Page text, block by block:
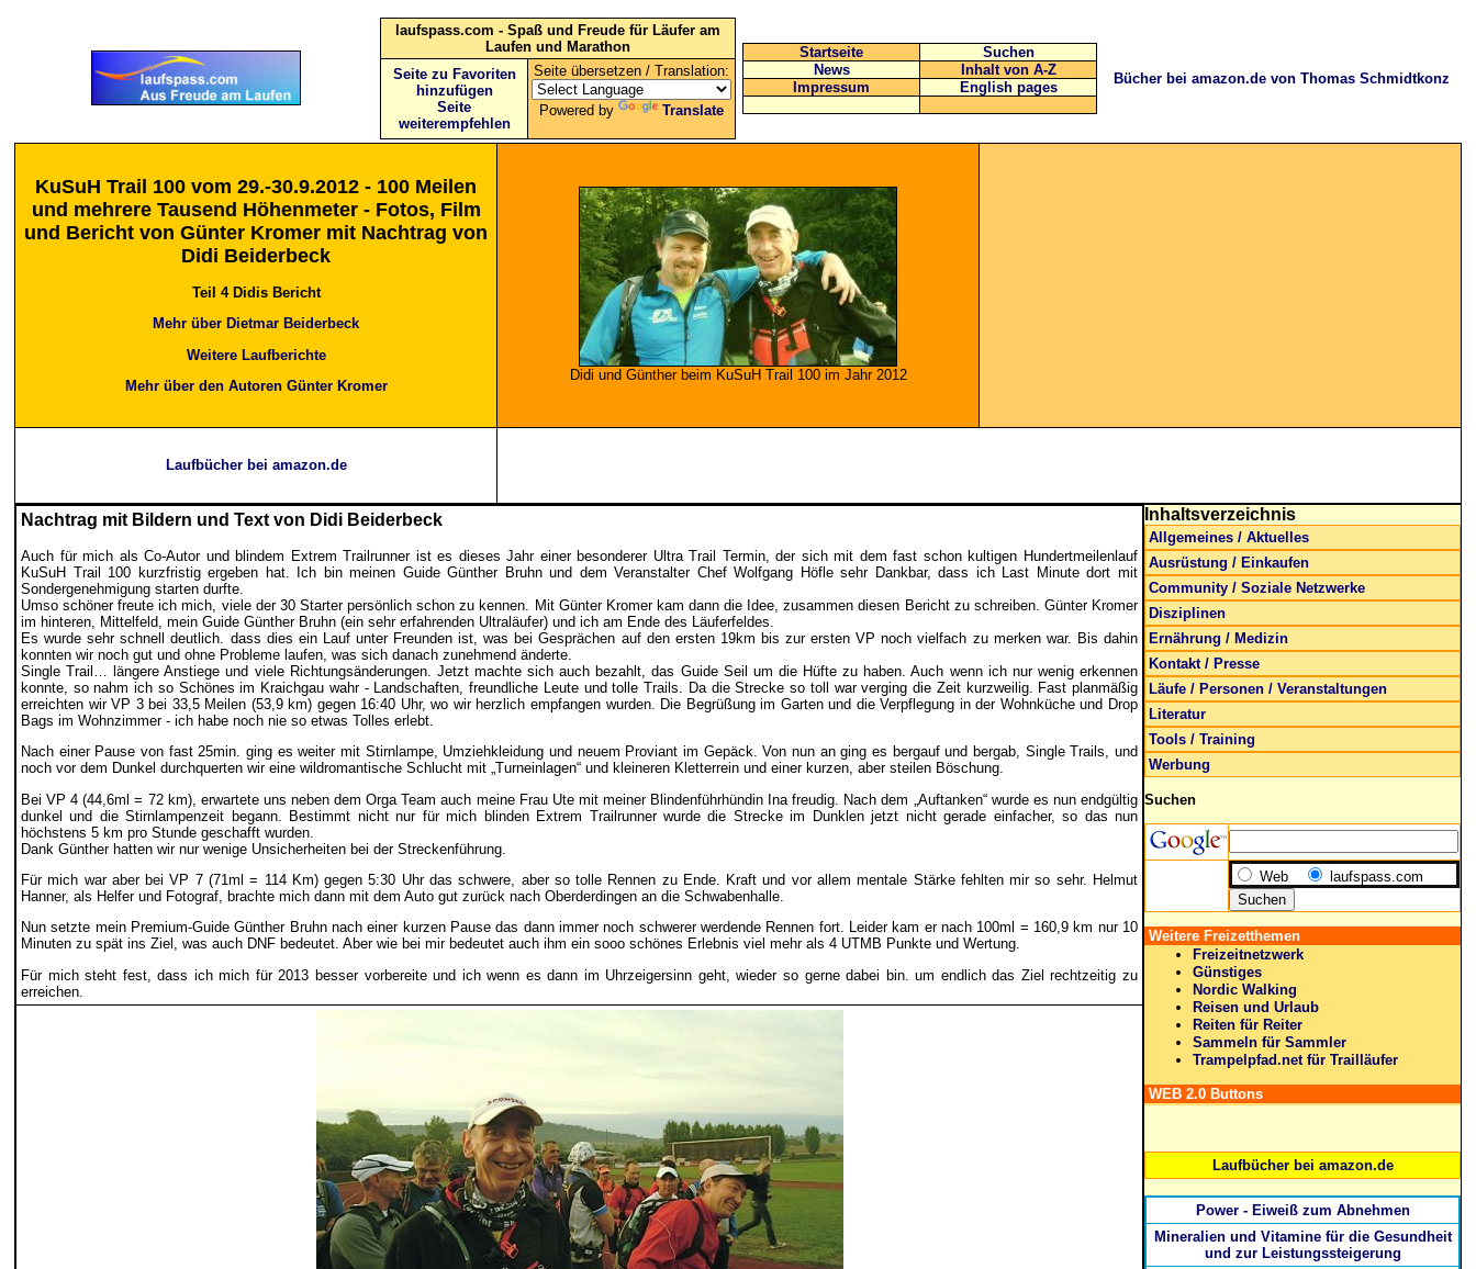
laufspass.com - Spaß und Freude für Läufer am
Laufen und Marathon
Seite zu Favoriten
hinzufügen
Seite
weiterempfehlen
Seite übersetzen / Translation:
Powered by Translate
Startseite
Suchen
News
Inhalt von A-Z
Impressum
English pages
Bücher bei amazon.de von Thomas Schmidtkonz
KuSuH Trail 100 vom 29.-30.9.2012 - 100 Meilen
und mehrere Tausend Höhenmeter - Fotos, Film
und Bericht von Günter Kromer mit Nachtrag von
Didi Beiderbeck
Teil 4 Didis Bericht
Mehr über Dietmar Beiderbeck
Weitere Laufberichte
Mehr über den Autoren Günter Kromer
Didi und Günther beim KuSuH Trail 100 im Jahr2012
Laufbücher bei amazon.de
Nachtrag mit Bildern und Text von Didi Beiderbeck
Auch für mich als Co-Autor und blindem Extrem Trailrunner ist es dieses Jahr einer besonderer Ultra Trail Termin, der sich mit dem fast schon kultigen Hundertmeilenlauf
KuSuH Trail 100 kurzfristig ergeben hat. Ich bin meinen Guide Günther Bruhn und dem Veranstalter Chef Wolfgang Höfle sehr Dankbar, dass ich Last Minute dort mit
Sondergenehmigung starten durfte.
Umso schöner freute ich mich, viele der 30 Starter persönlich schon zu kennen. Mit Günter Kromer kam dann die Idee, zusammen diesen Bericht zu schreiben. Günter Kromer
im hinteren, Mittelfeld, mein Guide Günther Bruhn (ein sehr erfahrenden Ultraläufer) und ich am Ende des Läuferfeldes.
Es wurde sehr schnell deutlich. dass dies ein Lauf unter Freunden ist, was bei Gesprächen auf den ersten 19km bis zur ersten VP noch vielfach zu merken war. Bis dahin
konnten wir noch gut und ohne Probleme laufen, was sich danach zunehmend änderte.
Single Trail… längere Anstiege und viele Richtungsänderungen. Jetzt machte sich auch bezahlt, das Guide Seil um die Hüfte zu haben. Auch wenn ich nur wenig erkennen
konnte, so nahm ich so Schönes im Kraichgau wahr - Landschaften, freundliche Leute und tolle Trails. Da die Strecke so toll war verging die Zeit kurzweilig. Fast planmäßig
erreichten wir VP 3 bei 33,5 Meilen (53,9 km) gegen 16:40 Uhr, wo wir herzlich empfangen wurden. Die Begrüßung im Garten und die Verpflegung in der Wohnküche und Drop
Bags im Wohnzimmer - ich habe noch nie so etwas Tolles erlebt.
Nach einer Pause von fast 25min. ging es weiter mit Stirnlampe, Umziehkleidung und neuem Proviant im Gepäck. Von nun an ging es bergauf und bergab, Single Trails, und
noch vor dem Dunkel durchquerten wir eine wildromantische Schlucht mit „Turneinlagen“ und kleineren Kletterrein und einer kurzen, aber steilen Böschung.
Bei VP 4 (44,6ml = 72 km), erwartete uns neben dem Orga Team auch meine Frau Ute mit meiner Blindenführhündin Ina freudig. Nach dem „Auftanken“ wurde es nun endgültig
dunkel und die Stirnlampenzeit begann. Bestimmt nicht nur für mich blinden Extrem Trailrunner wurde die Strecke im Dunklen jetzt nicht gerade einfacher, so das nun
höchstens 5 km pro Stunde geschafft wurden.
Dank Günther hatten wir nur wenige Unsicherheiten bei der Streckenführung.
Für mich war aber bei VP 7 (71ml = 114 Km) gegen 5:30 Uhr das schwere, aber so tolle Rennen zu Ende. Kraft und vor allem mentale Stärke fehlten mir so sehr. Helmut
Hanner, als Helfer und Fotograf, brachte mich dann mit dem Auto gut zurück nach Oberderdingen an die Schwabenhalle.
Nun setzte mein Premium-Guide Günther Bruhn nach einer kurzen Pause das dann immer noch schwerer werdende Rennen fort. Leider kam er nach 100ml = 160,9 km nur 10
Minuten zu spät ins Ziel, was auch DNF bedeutet. Aber wie bei mir bedeutet auch ihm ein sooo schönes Erlebnis viel mehr als 4 UTMB Punkte und Wertung.
Für mich steht fest, dass ich mich für 2013 besser vorbereite und ich wenn es dann im Uhrzeigersinn geht, wieder so gerne dabei bin. um endlich das Ziel rechtzeitig zu
erreichen.
Inhaltsverzeichnis
Allgemeines / Aktuelles
Ausrüstung / Einkaufen
Community / Soziale Netzwerke
Disziplinen
Ernährung / Medizin
Kontakt / Presse
Läufe / Personen / Veranstaltungen
Literatur
Tools / Training
Werbung
Suchen
Web laufspass.com
Weitere Freizetthemen
Freizeitnetzwerk
Günstiges
Nordic Walking
Reisen und Urlaub
Reiten für Reiter
Sammeln für Sammler
Trampelpfad.net für Trailläufer
WEB 2.0 Buttons
Laufbücher bei amazon.de
Power - Eiweiß zum Abnehmen
Mineralien und Vitamine für die Gesundheit
und zur Leistungssteigerung